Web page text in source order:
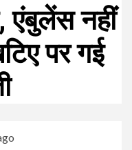
एंबुलेंस नहीं
पर गई